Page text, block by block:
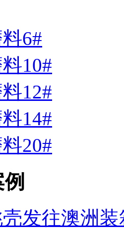
6#
10#
12#
14#
20#
发往澳洲